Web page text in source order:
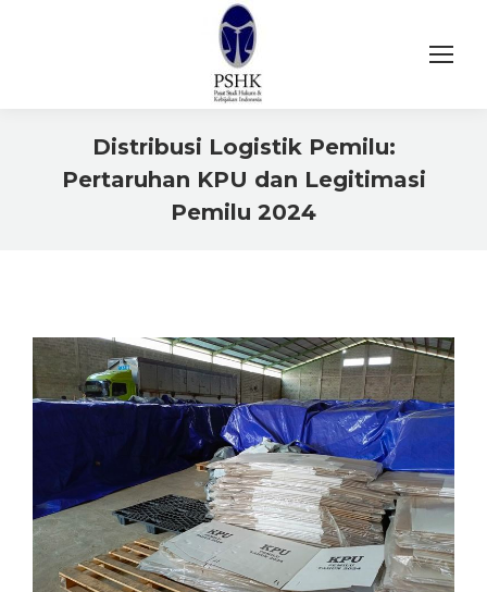
Distribusi Logistik Pemilu:
Pertaruhan KPU dan Legitimasi
Pemilu 2024